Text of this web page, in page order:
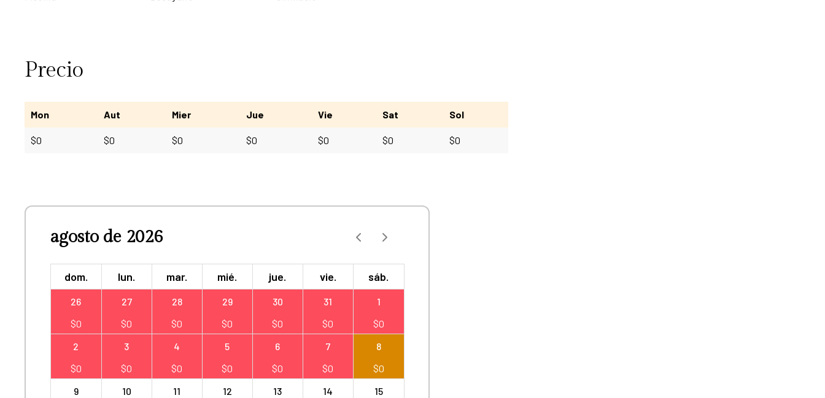
Precio
Mon Aut Mier Jue Vie Sat Sol
$0 $0 $0 $0 $0 $0 $0
agosto de 2026
dom. lun. mar. mié. jue. vie. sáb.
26
$0
27
$0
28
$0
29
$0
30
$0
31
$0
1
$0
2
$0
3
$0
4
$0
5
$0
6
$0
7
$0
8
$0
9
10
11
12
13
14
15